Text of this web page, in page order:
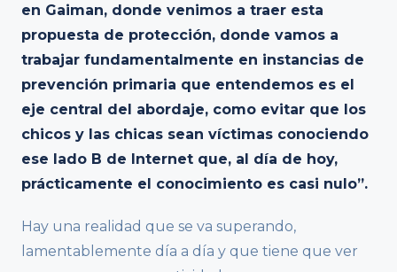
en Gaiman, donde venimos a traer esta
propuesta de protección, donde vamos a
trabajar fundamentalmente en instancias de
prevención primaria que entendemos es el
eje central del abordaje, como evitar que los
chicos y las chicas sean víctimas conociendo
ese lado B de Internet que, al día de hoy,
prácticamente el conocimiento es casi nulo”.
Hay una realidad que se va superando,
lamentablemente día a día y que tiene que ver